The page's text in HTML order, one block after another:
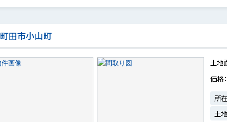
町田市小山町
土地
価格
所
土